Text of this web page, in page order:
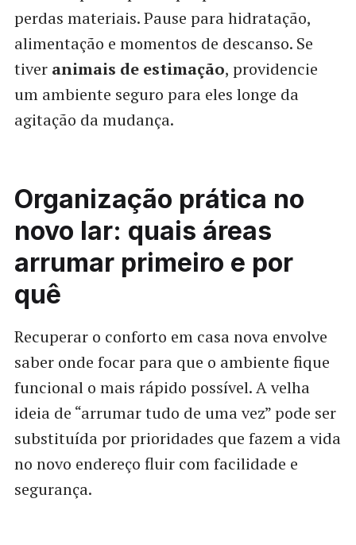
perdas materiais. Pause para hidratação,
alimentação e momentos de descanso. Se
tiver animais de estimação, providencie
um ambiente seguro para eles longe da
agitação da mudança.
Organização prática no
novo lar: quais áreas
arrumar primeiro e por
quê
Recuperar o conforto em casa nova envolve
saber onde focar para que o ambiente fique
funcional o mais rápido possível. A velha
ideia de “arrumar tudo de uma vez” pode ser
substituída por prioridades que fazem a vida
no novo endereço fluir com facilidade e
segurança.